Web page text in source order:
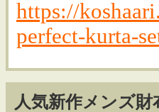
https://
perfect-kurta-
人気新作メンズ財